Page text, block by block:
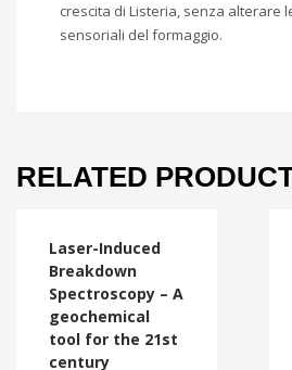
crescita di Listeria, senza alterare
sensoriali del formaggio.
RELATED
Laser-Induced
Breakdown
Spectroscopy – A
geochemical
tool for the 21st
century